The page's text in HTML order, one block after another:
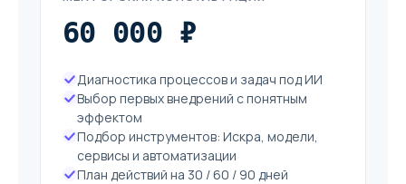
60 000 ₽
Диагностика процессов и задач под ИИ
Выбор первых внедрений с понятным
эффектом
Подбор инструментов: Искра, модели,
сервисы и автоматизации
План действий на 30 / 60 / 90 дней